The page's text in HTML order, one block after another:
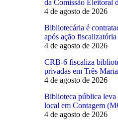
da Comissão Eleitoral
4 de agosto de 2026
Bibliotecária é
após ação
4 de agosto de 2026
CRB-6 fiscaliza
privadas em Três
4 de agosto de 2026
Biblioteca pública leva
local em Contagem
4 de agosto de 2026